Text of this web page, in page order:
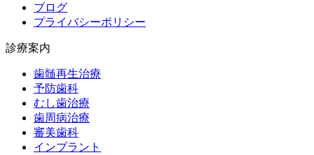
ブログ
プライバシーポリシー
診療案内
歯髄再生治療
予防歯科
むし歯治療
歯周病治療
審美歯科
インプラント